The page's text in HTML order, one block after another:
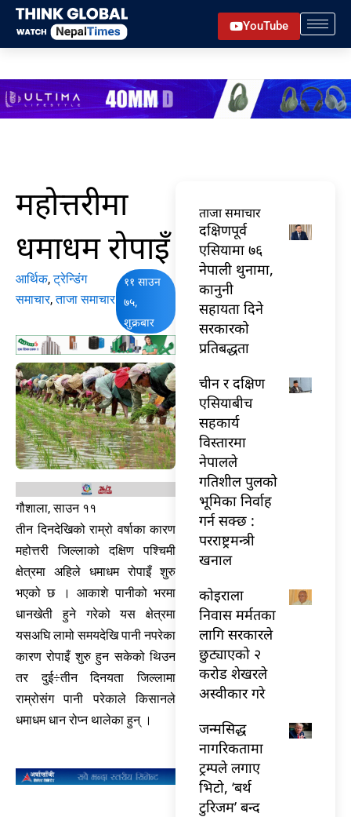
Skip
content
YouTube
महोत्तरीमा
धमाधम रोपाइँ
आर्थिक,ट्रेन्डिंग
समाचार,ताजा समाचार
११ साउन
७५,
शुक्रबार
गौशाला, साउन ११
तीन दिनदेखिको राम्रो वर्षाका कारण
महोत्तरी जिल्लाको दक्षिण पश्चिमी
क्षेत्रमा अहिले धमाधम रोपाइँ शुरु
भएको छ । आकाशे पानीको भरमा
धानखेती हुने गरेको यस क्षेत्रमा
यसअघि लामो समयदेखि पानी नपरेका
कारण रोपाइँ शुरु हुन सकेको थिउन
तर दुई÷तीन दिनयता जिल्लामा
राम्रोसंग पानी परेकाले किसानले
धमाधम धान रोप्न थालेका हुन् ।
ताजा समाचार
दक्षिणपूर्व
एसियामा ७६
नेपाली थुनामा,
कानुनी
सहायता दिने
सरकारको
प्रतिबद्धता
चीन र दक्षिण
एसियाबीच
सहकार्य
विस्तारमा
नेपालले
गतिशील पुलको
भूमिका निर्वाह
गर्न सक्छ :
परराष्ट्रमन्त्री
खनाल
कोइराला
निवास मर्मतका
लागि सरकारले
छुट्याएको २
करोड शेखरले
अस्वीकार गरे
जन्मसिद्ध
नागरिकतामा
ट्रम्पले लगाए
भिटो, ‘बर्थ
टुरिजम’ बन्द